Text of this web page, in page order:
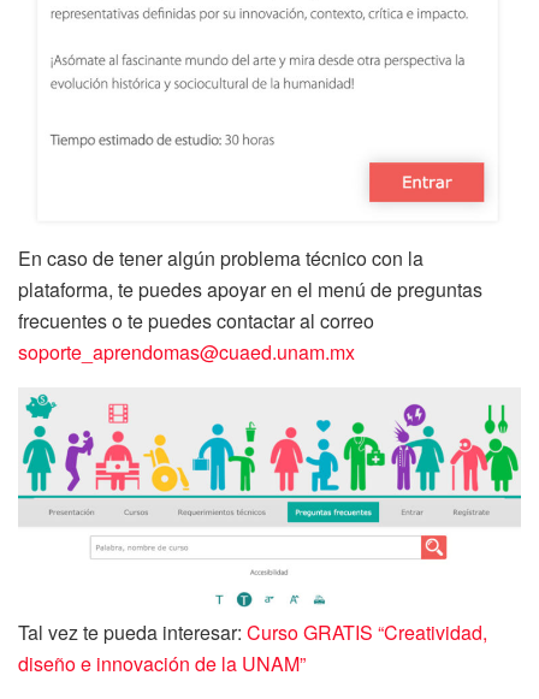
En caso de tener algún problema técnico con la
plataforma, te puedes apoyar en el menú de preguntas
frecuentes o te puedes contactar al correo
soporte_aprendomas@cuaed.unam.mx
Tal vez te pueda interesar: Curso GRATIS “Creatividad,
diseño e innovación de la UNAM”